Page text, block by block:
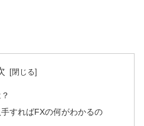
すればFXの何がわかるの